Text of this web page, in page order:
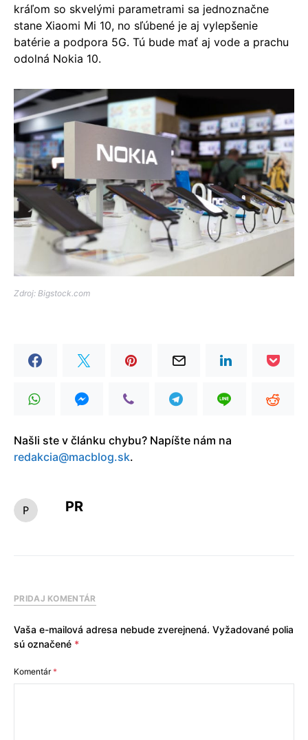
kráľom so skvelými parametrami sa jednoznačne
stane Xiaomi Mi 10, no sľúbené je aj vylepšenie
batérie a podpora 5G. Tú bude mať aj vode a prachu
odolná Nokia 10.
Zdroj: Bigstock.com
Našli ste v článku chybu? Napíšte nám na
redakcia@macblog.sk.
PR
PRIDAJ KOMENTÁR
Vaša e-mailová adresa nebude zverejnená. Vyžadované polia
sú označené *
Komentár*